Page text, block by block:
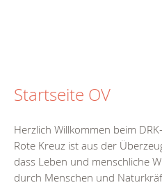
Startseite OV
Herzlich Willkommen beim
Rote Kreuz ist aus der
dass Leben und menschliche
durch Menschen und